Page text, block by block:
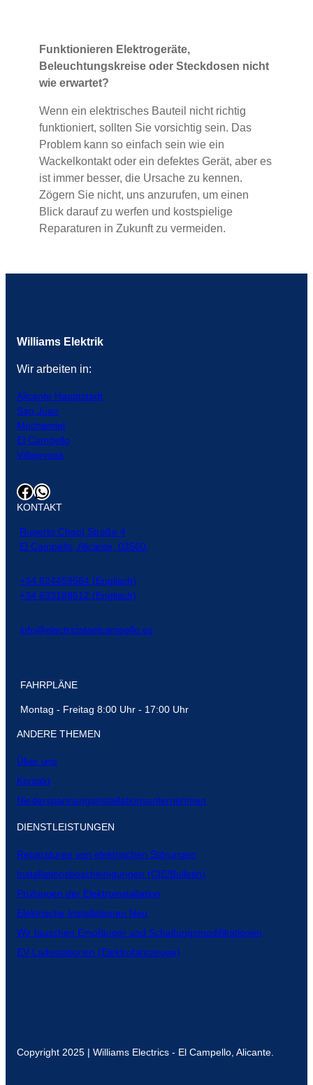
Funktionieren Elektrogeräte,
Beleuchtungskreise oder Steckdosen nicht
wie erwartet?
Wenn ein elektrisches Bauteil nicht richtig
funktioniert, sollten Sie vorsichtig sein. Das
Problem kann so einfach sein wie ein
Wackelkontakt oder ein defektes Gerät, aber es
ist immer besser, die Ursache zu kennen.
Zögern Sie nicht, uns anzurufen, um einen
Blick darauf zu werfen und kostspielige
Reparaturen in Zukunft zu vermeiden.
Williams Elektrik
Wir arbeiten in:
Alicante Hauptstadt
San Juan
Muchamiel
El Campello
Villajoyosa
Facebook WhatsApp
KONTAKT
Ruperto Chapí Straße 4
El Campello, Alicante, 03560.
+34 624459584 (Englisch)
+34 633188512 (Englisch)
info@electricistaelcampello.es
FAHRPLÄNE
Montag - Freitag 8:00 Uhr - 17:00 Uhr
ANDERE THEMEN
Über uns
Kontakt
Niederspannungsinstallationsunternehmen
DIENSTLEISTUNGEN
Reparaturen von elektrischen Störungen
Installationsbescheinigungen (CIE/Bulletin)
Prüfungen der Elektroinstallation
Elektrische Installationen Neu
Wir tauschen Empfänger und Schaltungsmodifikationen
EV-Ladestationen (Elektrofahrzeuge)
Copyright 2025 | Williams Electrics - El Campello, Alicante.